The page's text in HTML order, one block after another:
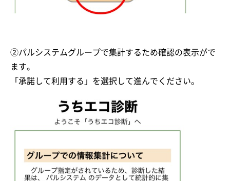
②パルシステムグループで集計するため確認の表示がで
ます。
「承諾して利用する」を選択して進んでください。